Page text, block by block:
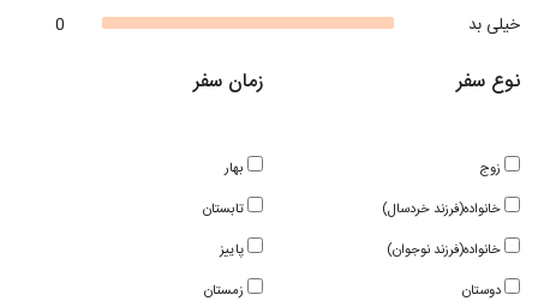
0
خیلی بد
زمان سفر
بهار
تابستان
پاییز
زمستان
نوع سفر
زوج
خانواده(فرزند خردسال)
خانواده(فرزند نوجوان)
دوستان